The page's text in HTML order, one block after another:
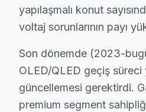
• Gaziosmanpaşa
• Gaziosmanpaşa'de ana
• Gaziosmanpaşa'de 24 ay
• Gaziosmanpaşa
Muadil parça tercih
yapılaşmalı konut
voltaj sorunlarının payı
Son dönemde (2023-
OLED/QLED geçiş
güncellemesi gerektirdi.
premium segment